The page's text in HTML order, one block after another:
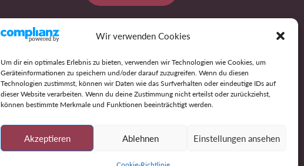
Wir verwenden Cookies
Um dir ein optimales Erlebnis zu bieten, verwenden wir Technologien wie Cookies, um
Geräteinformationen zu speichern und/oder darauf zuzugreifen. Wenn du diesen
Technologien zustimmst, können wir Daten wie das Surfverhalten oder eindeutige IDs auf
dieser Website verarbeiten. Wenn du deine Zustimmung nicht erteilst oder zurückziehst,
können bestimmte Merkmale und Funktionen beeinträchtigt werden.
Akzeptieren Ablehnen Einstellungen ansehen
IMPRESSUM
AGB